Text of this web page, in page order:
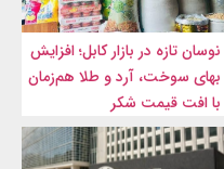
نوسان تازه در بازار کابل؛ افزایش
بهای سوخت، آرد و طلا هم‌زمان
با افت قیمت شکر